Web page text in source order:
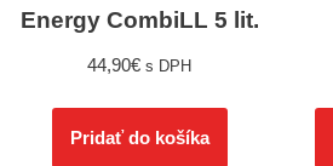
Energy CombiLL 5 lit.
44,90€ s DPH
Pridať do košíka